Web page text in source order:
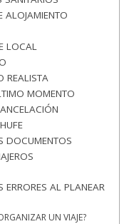
ALOJAMIENTO
LOCAL
REALISTA
MOMENTO
DOCUMENTOS
ERRORES AL PLANEAR
UN VIAJE?